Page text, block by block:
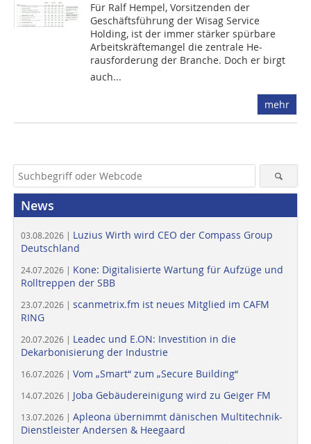
Für Ralf Hempel, Vorsitzenden der
Geschäftsführung der Wisag Service
Holding, ist der immer stärker spürbare
Arbeitskräftemangel die zentrale He­
rausforderung der Branche. Doch er birgt
auch...
mehr
News
03.08.2026 | Luzius Wirth wird CEO der Compass Group
Deutschland
24.07.2026 | Kone: Digitalisierte Wartung für Aufzüge und
Rolltreppen der SBB
23.07.2026 | scanmetrix.fm ist neues Mitglied im CAFM
RING
20.07.2026 | Leadec und E.ON: Investition in die
Dekarbonisierung der Industrie
16.07.2026 | Vom „Smart“ zum „Secure Building“
14.07.2026 | Joba Gebäudereinigung wird zu Geiger FM
13.07.2026 | Apleona übernimmt dänischen Multitechnik-
Dienstleister Andersen & Heegaard